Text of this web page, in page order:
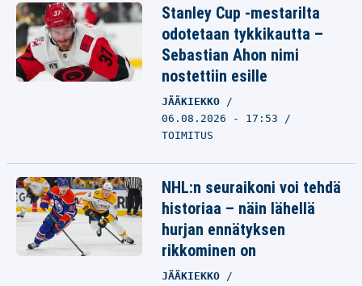
Stanley Cup -mestarilta
odotetaan tykkikautta –
Sebastian Ahon nimi
nostettiin esille
JÄÄKIEKKO
06.08.2026 - 17:53
TOIMITUS
NHL:n seuraikoni voi tehdä
historiaa – näin lähellä
hurjan ennätyksen
rikkominen on
JÄÄKIEKKO